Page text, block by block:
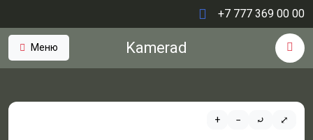
+7 777 369 00 00
Меню Kamerad
+ − ⤾ ⤢